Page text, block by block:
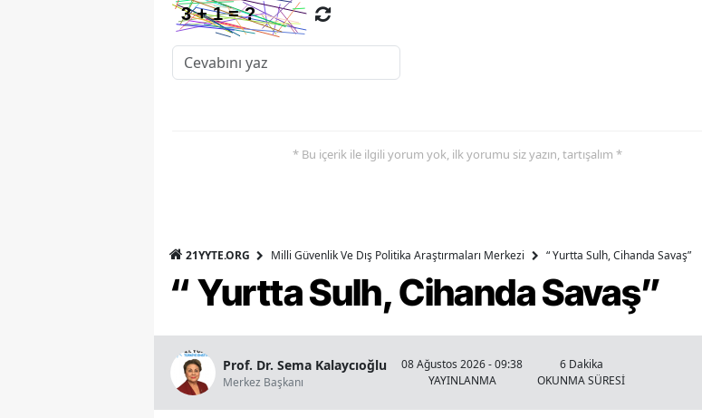
* Bu içerik ile ilgili yorum yok, ilk yorumu siz yazın, tartışalım *
21YYTE.ORG Milli Güvenlik Ve Dış Politika Araştırmaları Merkezi “ Yurtta Sulh, Cihanda Savaş”
“ Yurtta Sulh, Cihanda Savaş”
Prof. Dr. Sema Kalaycıoğlu
Merkez Başkanı
08 Ağustos 2026 - 09:38
YAYINLANMA
6 Dakika
OKUNMA SÜRESİ